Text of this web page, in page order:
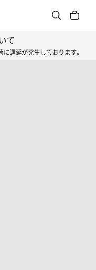
て
遅延が発生しております。